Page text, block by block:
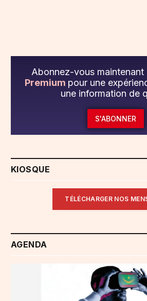
Abonnez-vous
Premium pour une
une information de
S'ABONNER
KIOSQUE
TÉLÉCHARGER NOS
AGENDA